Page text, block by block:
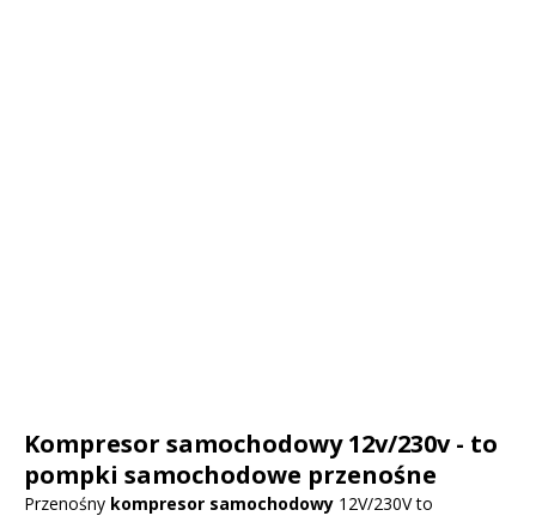
Kompresor samochodowy 12v/230v - to
pompki samochodowe przenośne
Przenośny kompresor samochodowy 12V/230V to